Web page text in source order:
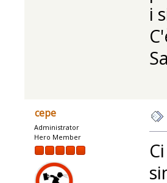
i
cepe
Administrator
Hero Member